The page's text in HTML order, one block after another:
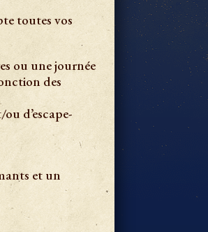
toutes vos
ou une journée
des
d’escape-
et un